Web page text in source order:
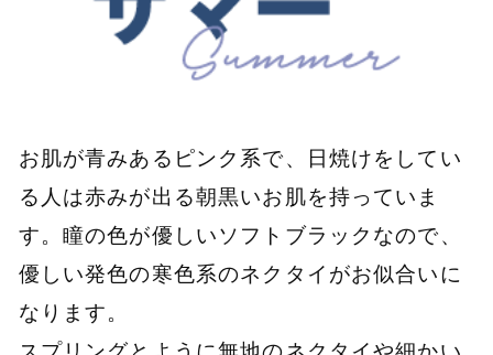
お肌が青みあるピンク系で、日焼けをしてい
る人は赤みが出る朝黒いお肌を持っていま
す。瞳の色が優しいソフトブラックなので、
優しい発色の寒色系のネクタイがお似合いに
なります。